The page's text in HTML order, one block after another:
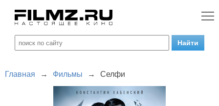
Главная → Фильмы → Селфи